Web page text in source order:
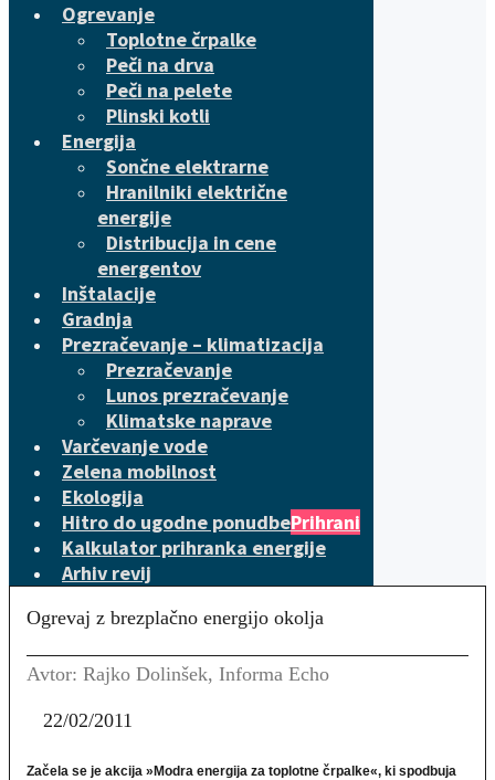
Ogrevanje
Toplotne črpalke
Peči na drva
Peči na pelete
Plinski kotli
Energija
Sončne elektrarne
Hranilniki električne
energije
Distribucija in cene
energentov
Inštalacije
Gradnja
Prezračevanje – klimatizacija
Prezračevanje
Lunos prezračevanje
Klimatske naprave
Varčevanje vode
Zelena mobilnost
Ekologija
Hitro do ugodne ponudbePrihrani
Kalkulator prihranka energije
Arhiv revij
Ogrevaj z brezplačno energijo okolja
Avtor: Rajko Dolinšek, Informa Echo
22/02/2011
Začela se je akcija »Modra energija za toplotne črpalke«, ki spodbuja